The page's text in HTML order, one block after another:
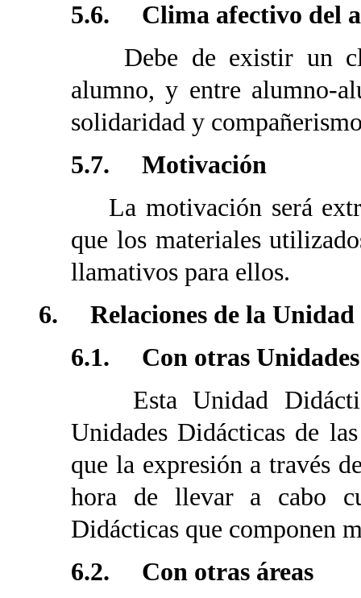
5.6. Clima afectivo del
Debe de existir un
alumno, y entre alumno-
solidaridad y
5.7. Motivación
La motivación será
que los materiales
llamativos para ellos.
6. Relaciones de la Unidad
6.1. Con otras Unidades
Esta Unidad
Unidades Didácticas de
que la expresión a través
hora de llevar a cabo
Didácticas que componen
6.2. Con otras áreas